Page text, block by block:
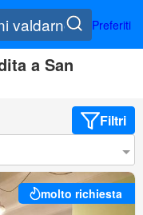
Preferiti
a San
Filtri
molto richiesta